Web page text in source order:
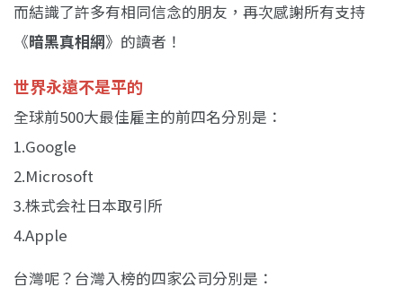
而結識了許多有相同信念的朋友，再次感謝所有支持
《暗黑真相網》的讀者！
世界永遠不是平的
全球前500大最佳雇主的前四名分別是：
1.Google
2.Microsoft
3.株式会社日本取引所
4.Apple
台灣呢？台灣入榜的四家公司分別是：